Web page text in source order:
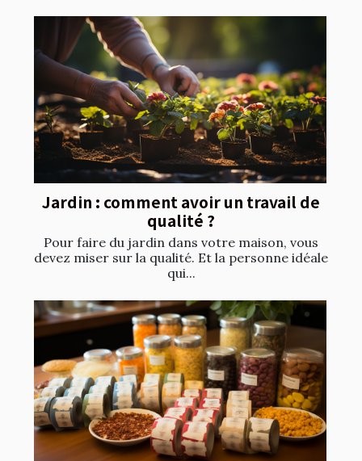
Jardin : comment avoir un travail de
qualité ?
Pour faire du jardin dans votre maison, vous
devez miser sur la qualité. Et la personne idéale
qui...